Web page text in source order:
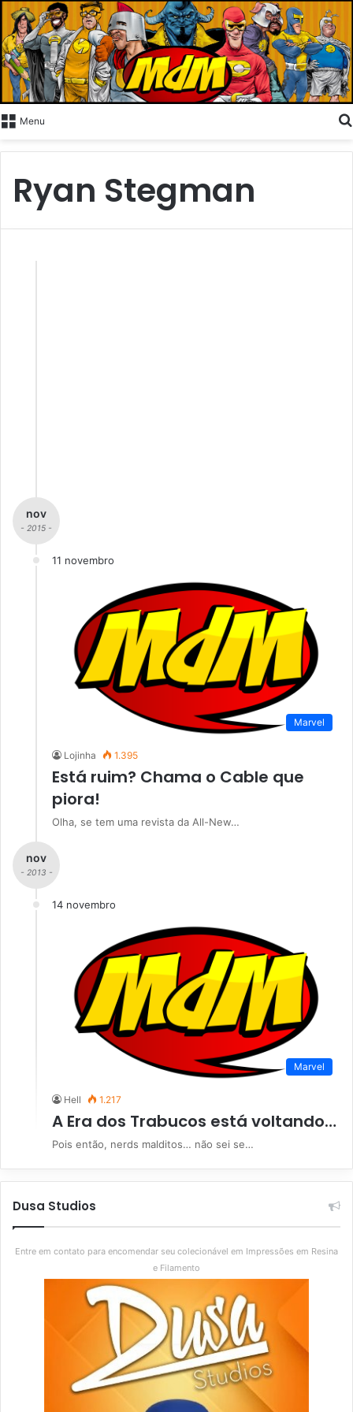
Menu
Ryan Stegman
nov
- 2015 -
11 novembro
Marvel
Lojinha 1.395
Está ruim? Chama o Cable que
piora!
Olha, se tem uma revista da All-New…
nov
- 2013 -
14 novembro
Marvel
Hell 1.217
A Era dos Trabucos está voltando…
Pois então, nerds malditos… não sei se…
Dusa Studios
Entre em contato para encomendar seu colecionável em Impressões em Resina
e Filamento